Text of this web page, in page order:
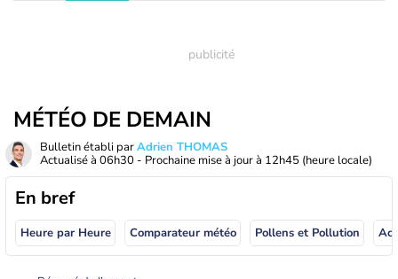
MÉTÉO DE DEMAIN
Bulletin établi parAdrien THOMAS
Actualisé à 06h30 - Prochaine mise à jour à 12h45 (heure locale)
En bref
Heure par Heure Comparateur météo Pollens et Pollution